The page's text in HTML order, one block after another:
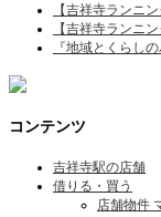
【吉祥寺ランニ
【吉祥寺ランニ
『地域とくらし
コンテンツ
吉祥寺駅の店舗
借りる・買う
店舗物件